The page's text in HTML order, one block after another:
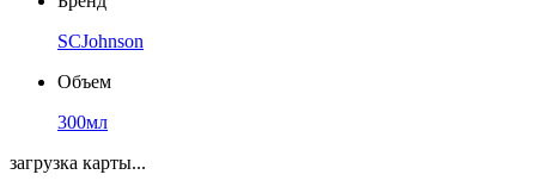
SCJohnson
Объем
300мл
загрузка карты...